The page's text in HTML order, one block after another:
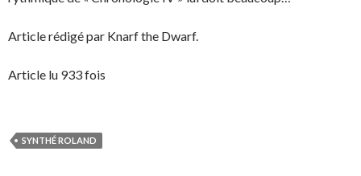
Article rédigé par Knarf the Dwarf.
Article lu 933 fois
SYNTHÉ ROLAND